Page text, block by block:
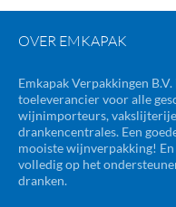
OVER EMKAPAK
Emkapak Verpakkingen
toeleverancier voor alle
wijnimporteurs,
drankencentrales. Een
mooiste wijnverpakking!
volledig op het
dranken.